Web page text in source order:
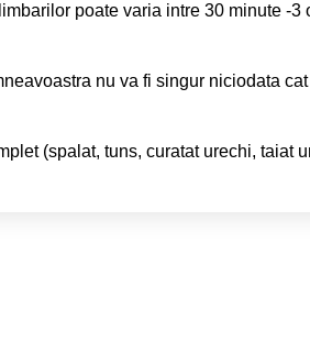
poate varia intre 30 minute -3
nu va fi singur niciodata
(spalat, tuns, curatat urechi, taiat